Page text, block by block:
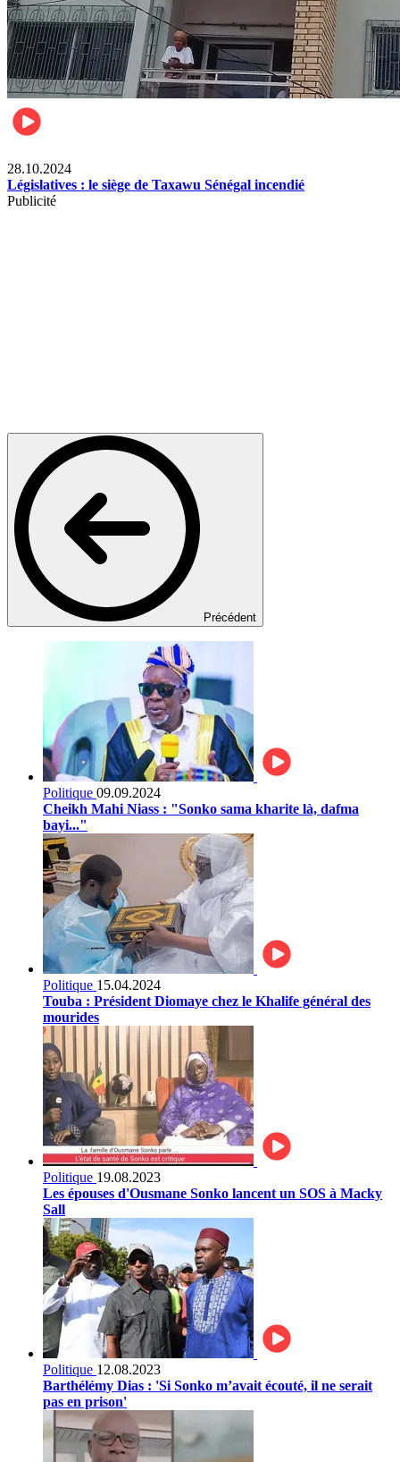
28.10.2024
Législatives : le siège de Taxawu Sénégal incendié
Publicité
Précédent
Politique 09.09.2024
Cheikh Mahi Niass : "Sonko sama kharite là, dafma
bayi..."
Politique 15.04.2024
Touba : Président Diomaye chez le Khalife général des
mourides
Politique 19.08.2023
Les épouses d'Ousmane Sonko lancent un SOS à Macky
Sall
Politique 12.08.2023
Barthélémy Dias : 'Si Sonko m’avait écouté, il ne serait
pas en prison'